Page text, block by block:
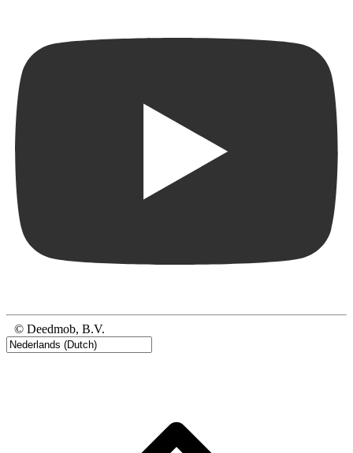
© Deedmob, B.V.